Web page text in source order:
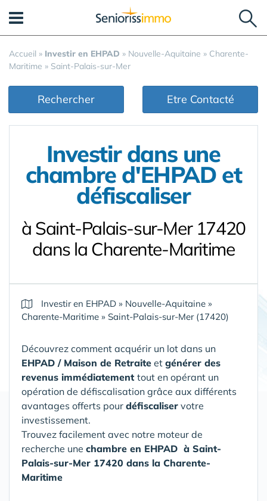
Accueil » Investir en EHPAD » Nouvelle-Aquitaine » Charente-
Maritime » Saint-Palais-sur-Mer
Rechercher Etre Contacté
Investir dans une
chambre d'EHPAD et
défiscaliser
à Saint-Palais-sur-Mer 17420
dans la Charente-Maritime
Investir en EHPAD » Nouvelle-Aquitaine »
Charente-Maritime » Saint-Palais-sur-Mer (17420)
Découvrez comment acquérir un lot dans un
EHPAD / Maison de Retraite et générer des
revenus immédiatement tout en opérant un
opération de défiscalisation grâce aux différents
avantages offerts pour défiscaliser votre
investissement.
Trouvez facilement avec notre moteur de
recherche une chambre en EHPAD à Saint-
Palais-sur-Mer 17420 dans la Charente-
Maritime